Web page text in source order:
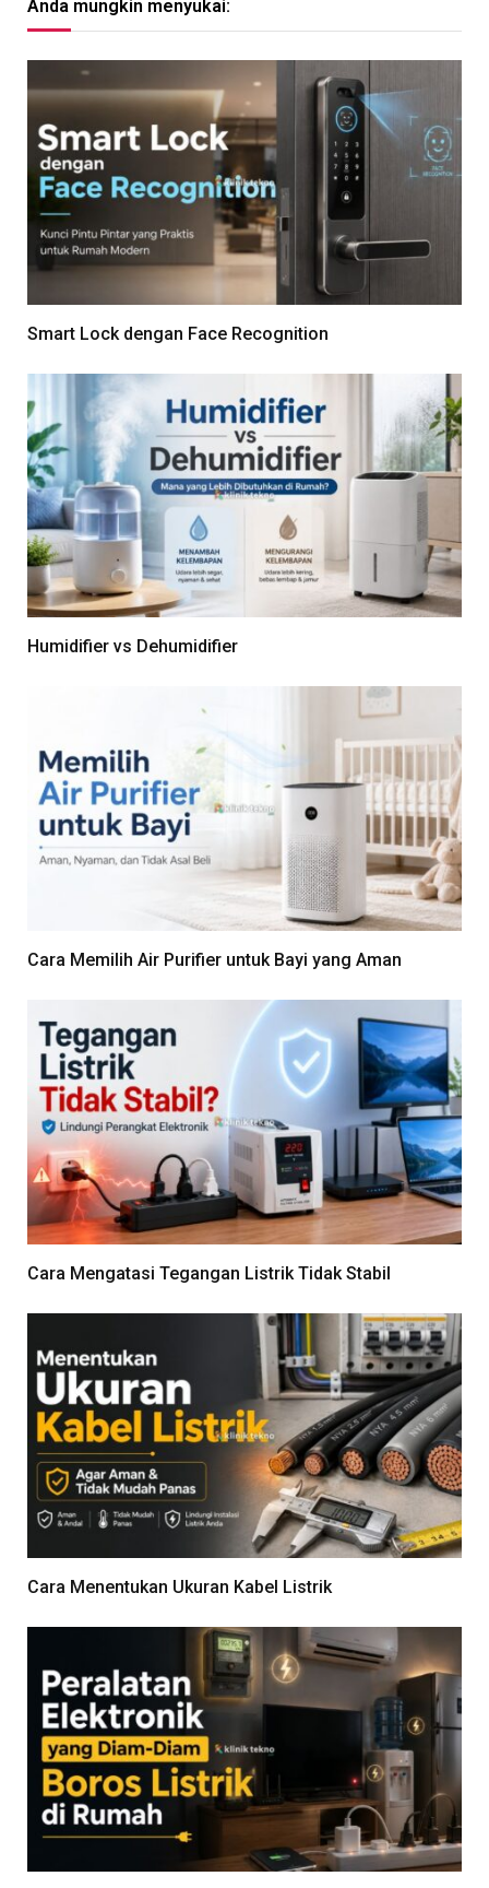
Anda mungkin menyukai:
Smart Lock dengan Face Recognition
Humidifier vs Dehumidifier
Cara Memilih Air Purifier untuk Bayi yang Aman
Cara Mengatasi Tegangan Listrik Tidak Stabil
Cara Menentukan Ukuran Kabel Listrik